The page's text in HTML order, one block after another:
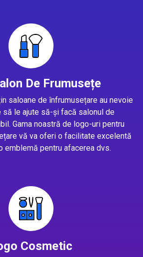
De Frumusețe
saloane de înfrumusețare au nevoie
să le ajute să-și facă salonul de
Gama noastră de logo-uri pentru
vă va oferi o facilitate excelentă
emblemă pentru afacerea dvs.
Cosmetic